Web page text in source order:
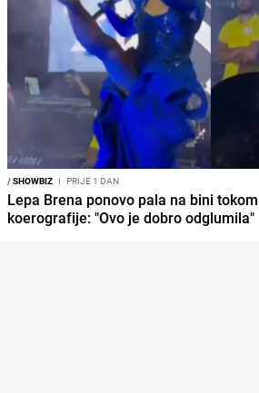
/SHOWBIZ I PRIJE 1 DAN
Lepa Brena ponovo pala na bini
koerografije: "Ovo je dobro odglumila"